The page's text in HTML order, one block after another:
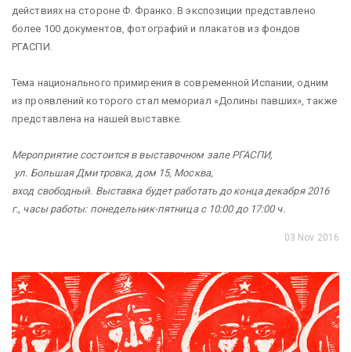
действиях на стороне Ф. Франко. В экспозиции представлено
более 100 документов, фотографий и плакатов из фондов
РГАСПИ.
Тема национального примирения в современной Испании, одним
из проявлений которого стал мемориал «Долины павших», также
представлена на нашей выставке.
Мероприятие состоится в выставочном зале РГАСПИ,
ул. Большая Дмитровка, дом 15, Москва,
вход свободный. Выставка будет работать до конца декабря 2016
г., часы работы: понедельник-пятница с 10:00 до 17:00 ч.
03 Nov 2016